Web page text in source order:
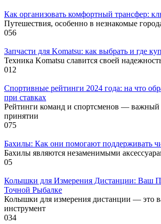
Как организовать комфортный трансфер:
Путешествия, особенно в незнакомые
056
Запчасти для Komatsu: как выбрать и где
Техника Komatsu славится своей
012
Спортивные рейтинги 2024 года: на что
при ставках
Рейтинги команд и спортсменов — важный
принятии
075
Бахилы: Как они помогают поддерживать
Бахилы являются незаменимыми
05
Колышки для Измерения Дистанции: Ваш
Точной Рыбалке
Колышки для измерения дистанции — это
инструмент
034